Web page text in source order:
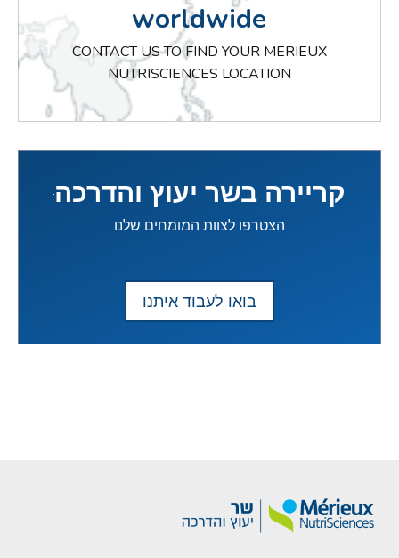
worldwide
CONTACT US TO FIND YOUR MERIEUX
NUTRISCIENCES LOCATION
קריירה בשר יעוץ והדרכה
הצטרפו לצוות המומחים שלנו
בואו לעבוד איתנו